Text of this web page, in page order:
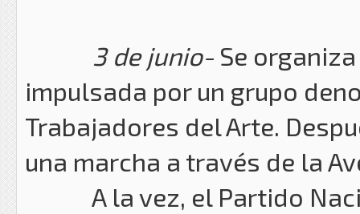
3 de junio- Se
impulsada por un grupo
Trabajadores del Arte.
una marcha a través de la
A la vez, el Partido